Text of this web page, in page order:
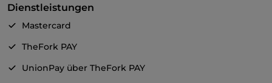
Dienstleistungen
Mastercard
TheFork PAY
UnionPay über TheFork PAY